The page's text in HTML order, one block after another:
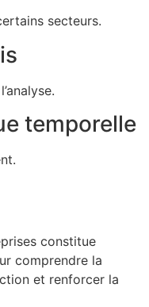
secteurs.
temporelle
constitue
comprendre la
et renforcer la